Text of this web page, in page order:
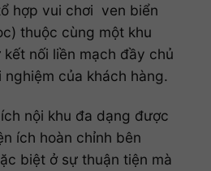
hợp vui chơi ven biển
thuộc cùng một khu
nối liền mạch đầy chủ
của khách hàng.
nội khu đa dạng được
ích hoàn chỉnh bên
biệt ở sự thuận tiện mà